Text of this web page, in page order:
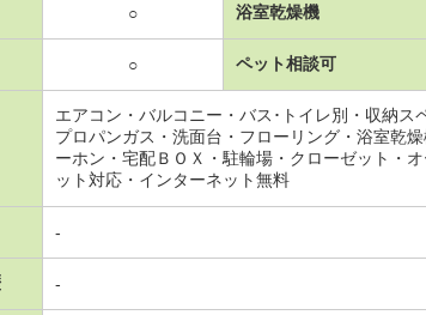
○ 浴室乾燥機
○ ペット相談可
エアコン・バルコニー・バス･トイレ別・収納ス
プロパンガス・洗面台・フローリング・浴室乾
ーホン・宅配ＢＯＸ・駐輪場・クローゼット・
ット対応・インターネット無料
-
-